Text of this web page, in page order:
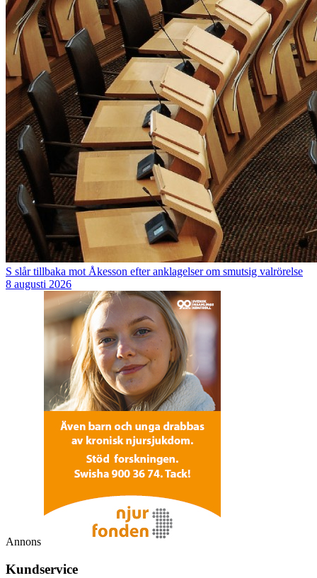
S slår tillbaka mot Åkesson efter anklagelser om smutsig valrörelse
8 augusti 2026
Annons
Kundservice